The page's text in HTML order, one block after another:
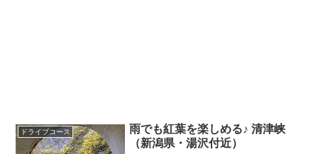
ドライブコース
雨でも紅葉を楽しめる♪ 清津峡
（新潟県・湯沢付近）